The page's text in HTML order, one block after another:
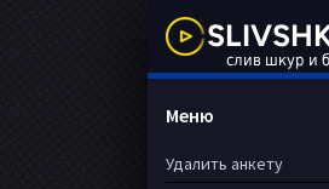
Меню
Удалить анкету